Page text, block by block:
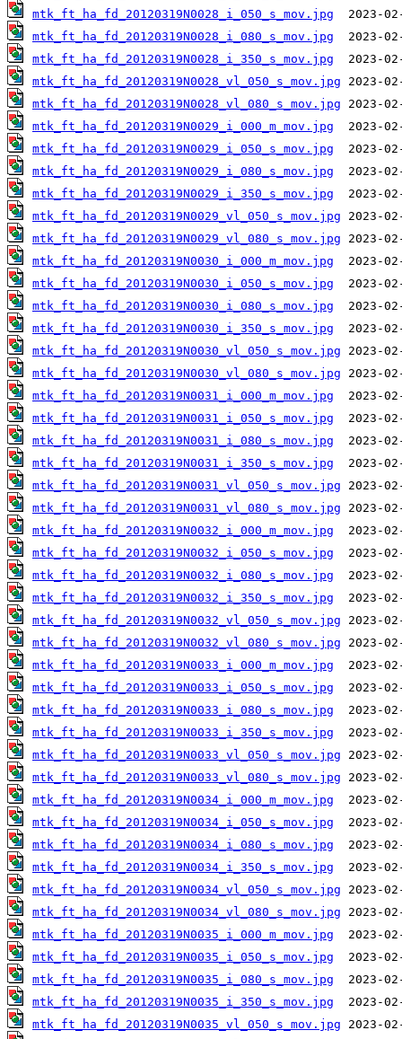
mtk_ft_ha_fd_20120319N0028_i_050_s_mov.jpg
mtk_ft_ha_fd_20120319N0028_i_080_s_mov.jpg
mtk_ft_ha_fd_20120319N0028_i_350_s_mov.jpg
mtk_ft_ha_fd_20120319N0028_vl_050_s_mov.jpg
mtk_ft_ha_fd_20120319N0028_vl_080_s_mov.jpg
mtk_ft_ha_fd_20120319N0029_i_000_m_mov.jpg
mtk_ft_ha_fd_20120319N0029_i_050_s_mov.jpg
mtk_ft_ha_fd_20120319N0029_i_080_s_mov.jpg
mtk_ft_ha_fd_20120319N0029_i_350_s_mov.jpg
mtk_ft_ha_fd_20120319N0029_vl_050_s_mov.jpg
mtk_ft_ha_fd_20120319N0029_vl_080_s_mov.jpg
mtk_ft_ha_fd_20120319N0030_i_000_m_mov.jpg
mtk_ft_ha_fd_20120319N0030_i_050_s_mov.jpg
mtk_ft_ha_fd_20120319N0030_i_080_s_mov.jpg
mtk_ft_ha_fd_20120319N0030_i_350_s_mov.jpg
mtk_ft_ha_fd_20120319N0030_vl_050_s_mov.jpg
mtk_ft_ha_fd_20120319N0030_vl_080_s_mov.jpg
mtk_ft_ha_fd_20120319N0031_i_000_m_mov.jpg
mtk_ft_ha_fd_20120319N0031_i_050_s_mov.jpg
mtk_ft_ha_fd_20120319N0031_i_080_s_mov.jpg
mtk_ft_ha_fd_20120319N0031_i_350_s_mov.jpg
mtk_ft_ha_fd_20120319N0031_vl_050_s_mov.jpg
mtk_ft_ha_fd_20120319N0031_vl_080_s_mov.jpg
mtk_ft_ha_fd_20120319N0032_i_000_m_mov.jpg
mtk_ft_ha_fd_20120319N0032_i_050_s_mov.jpg
mtk_ft_ha_fd_20120319N0032_i_080_s_mov.jpg
mtk_ft_ha_fd_20120319N0032_i_350_s_mov.jpg
mtk_ft_ha_fd_20120319N0032_vl_050_s_mov.jpg
mtk_ft_ha_fd_20120319N0032_vl_080_s_mov.jpg
mtk_ft_ha_fd_20120319N0033_i_000_m_mov.jpg
mtk_ft_ha_fd_20120319N0033_i_050_s_mov.jpg
mtk_ft_ha_fd_20120319N0033_i_080_s_mov.jpg
mtk_ft_ha_fd_20120319N0033_i_350_s_mov.jpg
mtk_ft_ha_fd_20120319N0033_vl_050_s_mov.jpg
mtk_ft_ha_fd_20120319N0033_vl_080_s_mov.jpg
mtk_ft_ha_fd_20120319N0034_i_000_m_mov.jpg
mtk_ft_ha_fd_20120319N0034_i_050_s_mov.jpg
mtk_ft_ha_fd_20120319N0034_i_080_s_mov.jpg
mtk_ft_ha_fd_20120319N0034_i_350_s_mov.jpg
mtk_ft_ha_fd_20120319N0034_vl_050_s_mov.jpg
mtk_ft_ha_fd_20120319N0034_vl_080_s_mov.jpg
mtk_ft_ha_fd_20120319N0035_i_000_m_mov.jpg
mtk_ft_ha_fd_20120319N0035_i_050_s_mov.jpg
mtk_ft_ha_fd_20120319N0035_i_080_s_mov.jpg
mtk_ft_ha_fd_20120319N0035_i_350_s_mov.jpg
mtk_ft_ha_fd_20120319N0035_vl_050_s_mov.jpg